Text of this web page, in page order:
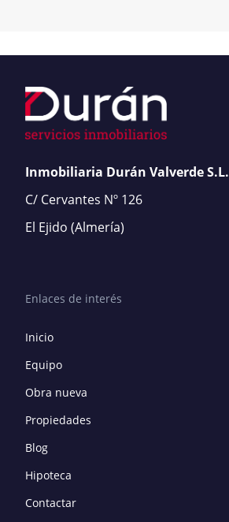
Inmobiliaria Durán Valverde S.L.
C/ Cervantes Nº 126
El Ejido (Almería)
Enlaces de interés
Inicio
Equipo
Obra nueva
Propiedades
Blog
Hipoteca
Contactar